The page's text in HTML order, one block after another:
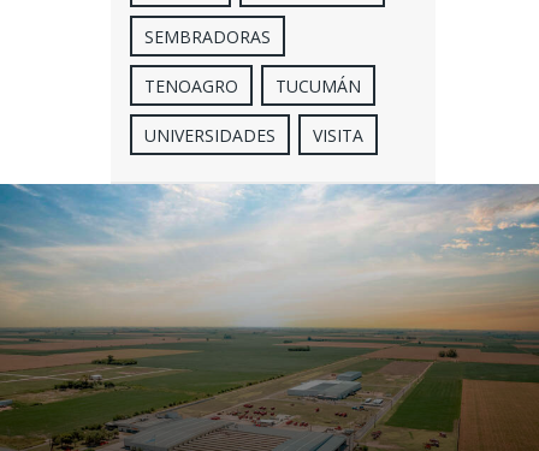
SEMBRADORAS
TENOAGRO TUCUMÁN
UNIVERSIDADES VISITA